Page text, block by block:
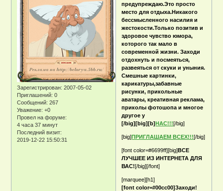
Зарегистрирован: 2007-05-02
Приглашений: 0
Сообщений: 267
Уважение: +0
Провел на форуме:
4 часа 37 минут
Последний визит:
2019-12-22 15:50:31
предупреждаю.Это просто
место для отдыха.Никакого
бессмысленного насилия и
жестокости.Только позитив и
здоровое чувство юмора,
которого так мало в
современной жизни. Заходи
отдохнуть и посмеяться,
развеяться от скуки и уныния.
Смешные картинки,
карикатуры,забавные
рисунки, прикольные
аватары, креативная реклама,
приколы фотошопа и многое
другое у
[/big][big][b]НАС!!![/big]
[big]ПРИГЛАШАЕМ ВСЕХ!!![/big]
[font color=#6699ff][big]ВСЕ
ЛУЧШЕЕ ИЗ ИНТЕРНЕТА ДЛЯ
ВАС![/big][/font]
[marquee][h1]
[font color=#00cc00]Заходи!